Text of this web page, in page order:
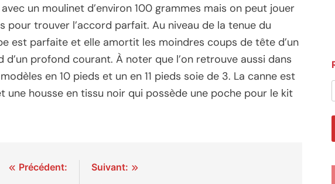
un moulinet d’environ 100 grammes mais on peut jouer
pour trouver l’accord parfait. Au niveau de la tenue du
est parfaite et elle amortit les moindres coups de tête d’un
profond courant. À noter que l’on retrouve aussi dans
en 10 pieds et un en 11 pieds soie de 3. La canne est
une housse en tissu noir qui possède une poche pour le kit
Précédent:
Suivant: